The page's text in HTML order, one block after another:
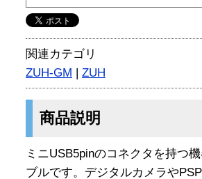
関連カテゴリ
ZUH-GM | ZUH
商品説明
ミニUSB5pinのコネクタを持つ
ブルです。デジタルカメラや